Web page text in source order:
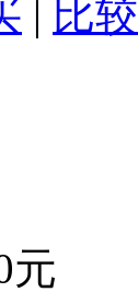
| 比较
元